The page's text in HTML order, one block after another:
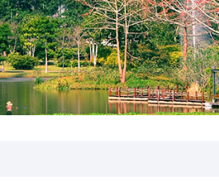
系我们